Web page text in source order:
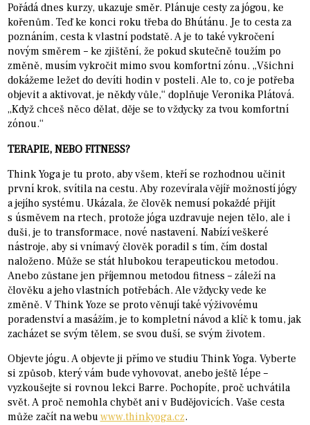
Pořádá dnes kurzy, ukazuje směr. Plánuje cesty za jógou, ke
kořenům. Teď ke konci roku třeba do Bhútánu. Je to cesta za
poznáním, cesta k vlastní podstatě. A je to také vykročení
novým směrem – ke zjištění, že pokud skutečně toužím po
změně, musím vykročit mimo svou komfortní zónu. „Všichni
dokážeme ležet do devíti hodin v posteli. Ale to, co je potřeba
objevit a aktivovat, je někdy vůle,“ doplňuje Veronika Plátová.
„Když chceš něco dělat, děje se to vždycky za tvou komfortní
zónou.“
TERAPIE, NEBO FITNESS?
Think Yoga je tu proto, aby všem, kteří se rozhodnou učinit
první krok, svítila na cestu. Aby rozevírala vějíř možností jógy
a jejího systému. Ukázala, že člověk nemusí pokaždé přijít
s úsměvem na rtech, protože jóga uzdravuje nejen tělo, ale i
duši, je to transformace, nové nastavení. Nabízí veškeré
nástroje, aby si vnímavý člověk poradil s tím, čím dostal
naloženo. Může se stát hlubokou terapeutickou metodou.
Anebo zůstane jen příjemnou metodou fitness – záleží na
člověku a jeho vlastních potřebách. Ale vždycky vede ke
změně. V Think Yoze se proto věnují také výživovému
poradenství a masážím, je to kompletní návod a klíč k tomu, jak
zacházet se svým tělem, se svou duší, se svým životem.
Objevte jógu. A objevte ji přímo ve studiu Think Yoga. Vyberte
si způsob, který vám bude vyhovovat, anebo ještě lépe –
vyzkoušejte si rovnou lekci Barre. Pochopíte, proč uchvátila
svět. A proč nemohla chybět ani v Budějovicích. Vaše cesta
může začít na webu www.thinkyoga.cz.